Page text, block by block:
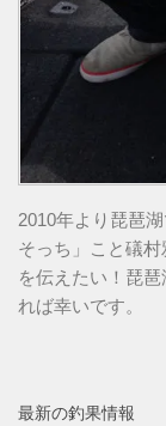
2010年より琵琶
そっち」こと礒
を伝えたい！琵
れば幸いです。
最新の釣果情報